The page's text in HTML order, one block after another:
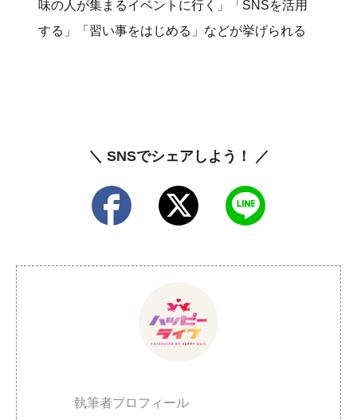
味の人が集まるイベントに行く」「SNSを活用
する」「習い事をはじめる」などが挙げられる
＼ SNSでシェアしよう！ ／
執筆者プロフィール